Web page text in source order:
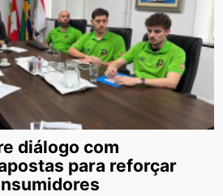
diálogo com
para reforçar